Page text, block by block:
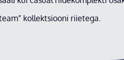
kollektsiooni riietega.